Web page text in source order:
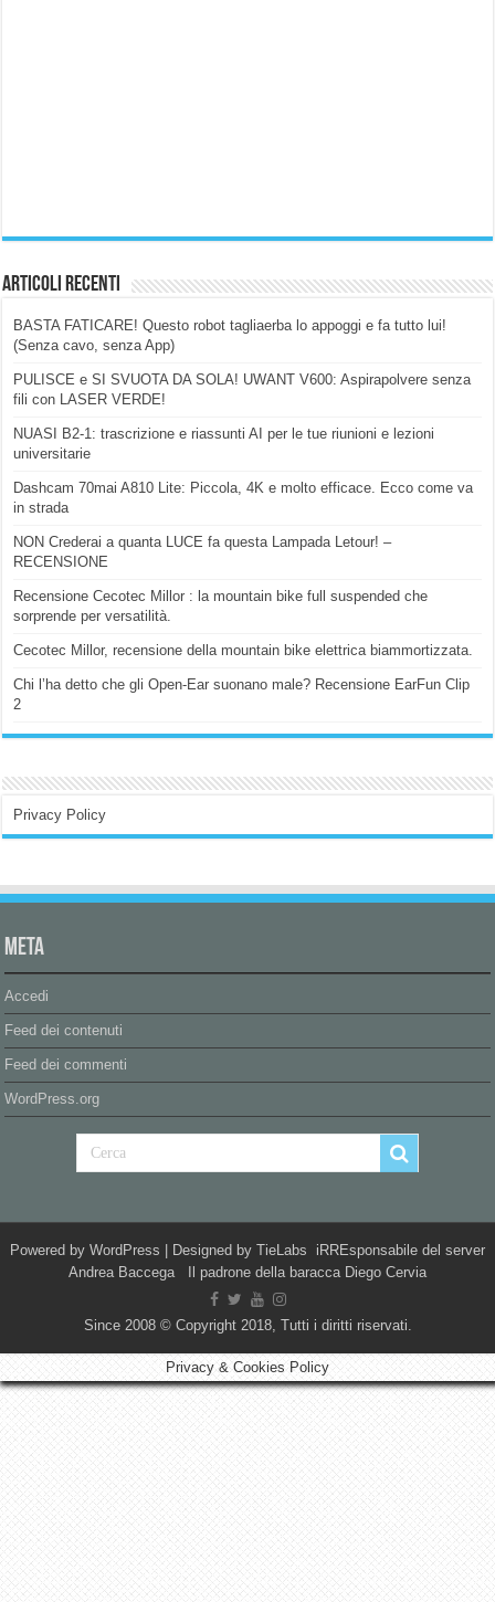
Articoli Recenti
BASTA FATICARE! Questo robot tagliaerba lo appoggi e fa tutto lui!
(Senza cavo, senza App)
PULISCE e SI SVUOTA DA SOLA! UWANT V600: Aspirapolvere senza
fili con LASER VERDE!
NUASI B2-1: trascrizione e riassunti AI per le tue riunioni e lezioni
universitarie
Dashcam 70mai A810 Lite: Piccola, 4K e molto efficace. Ecco come va
in strada
NON Crederai a quanta LUCE fa questa Lampada Letour! –
RECENSIONE
Recensione Cecotec Millor : la mountain bike full suspended che
sorprende per versatilità.
Cecotec Millor, recensione della mountain bike elettrica biammortizzata.
Chi l’ha detto che gli Open-Ear suonano male? Recensione EarFun Clip
2
Privacy Policy
Meta
Accedi
Feed dei contenuti
Feed dei commenti
WordPress.org
Powered by WordPress | Designed by TieLabs iRREsponsabile del server
Andrea Baccega Il padrone della baracca Diego Cervia
Since 2008 © Copyright 2018, Tutti i diritti riservati.
Privacy & Cookies Policy